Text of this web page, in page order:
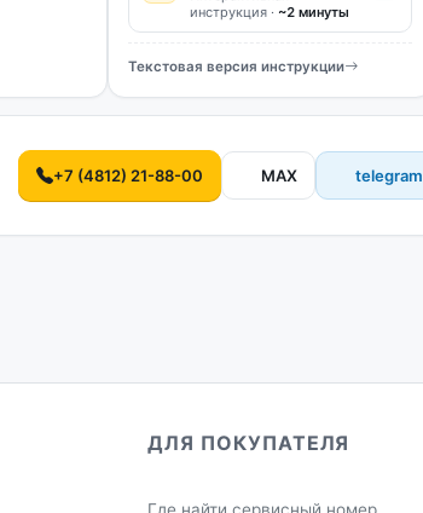
инструкция · ~2 минуты
Текстовая версия инструкции
+7 (4812) 21-88-00 MAX telegram
ДЛЯ ПОКУПАТЕЛЯ